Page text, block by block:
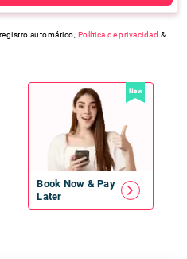
automático, Política de privacidad &
New
Book Now & Pay
Later